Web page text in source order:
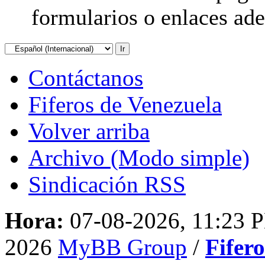
formularios o enlaces
Contáctanos
Fiferos de Venezuela
Volver arriba
Archivo (Modo simple)
Sindicación RSS
Hora: 07-08-2026, 11:23
2026 MyBB Group /